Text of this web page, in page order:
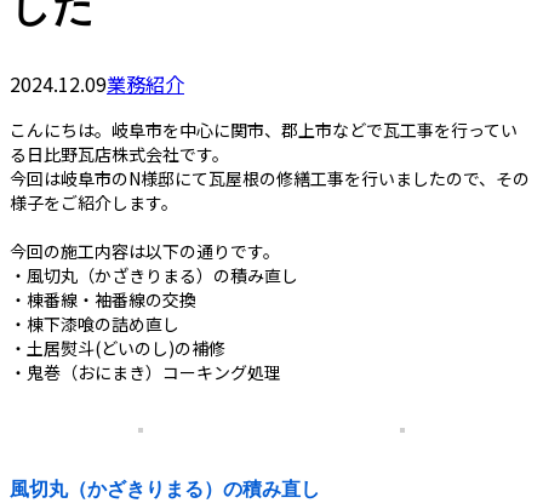
2024.12.09業務紹介
こんにちは。岐阜市を中心に関市、郡上市などで瓦工事を行ってい
る日比野瓦店株式会社です。
今回は岐阜市のN様邸にて瓦屋根の修繕工事を行いましたので、その
様子をご紹介します。
今回の施工内容は以下の通りです。
・風切丸（かざきりまる）の積み直し
・棟番線・袖番線の交換
・棟下漆喰の詰め直し
・土居熨斗(どいのし)の補修
・鬼巻（おにまき）コーキング処理
風切丸（かざきりまる）の積み直し